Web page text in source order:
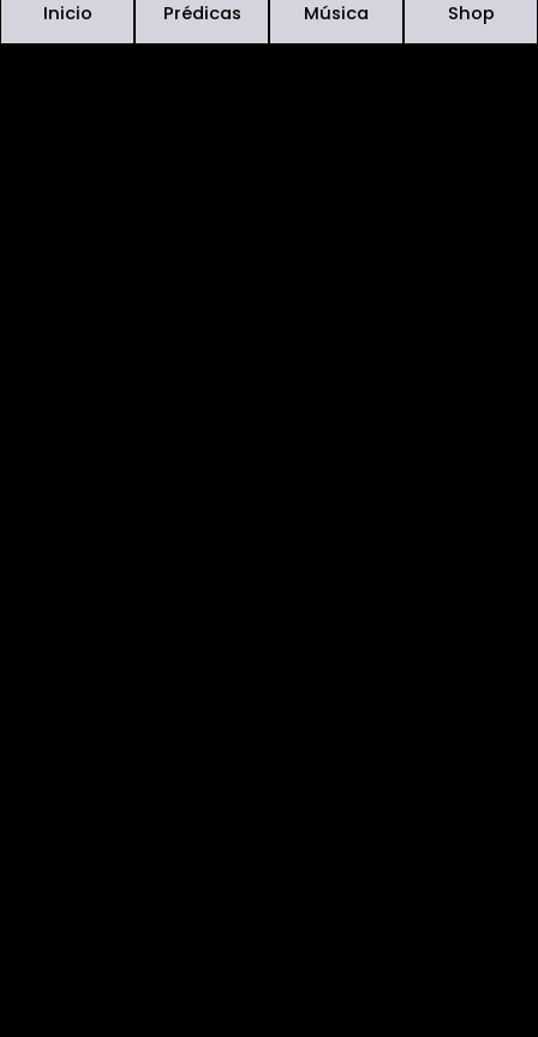
Inicio Prédicas Música Shop